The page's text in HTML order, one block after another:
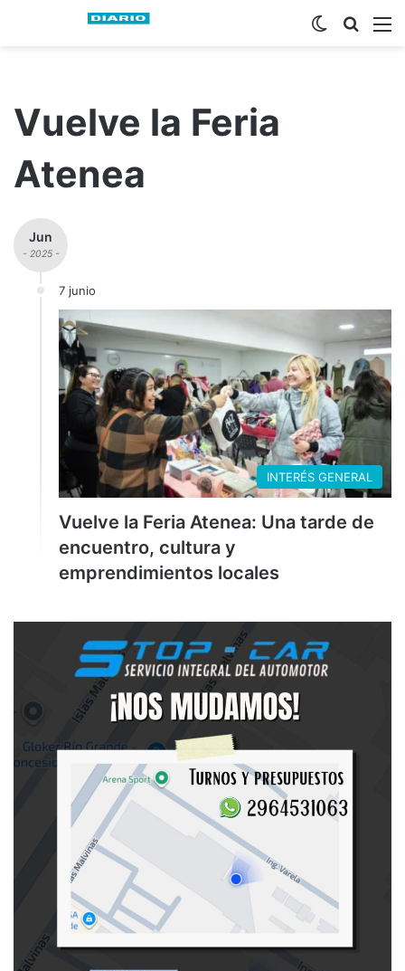
Buscar
Switch skin
Vuelve la Feria
Atenea
Jun
- 2025 -
7 junio
INTERÉS GENERAL
Vuelve la Feria Atenea: Una tarde de
encuentro, cultura y
emprendimientos locales